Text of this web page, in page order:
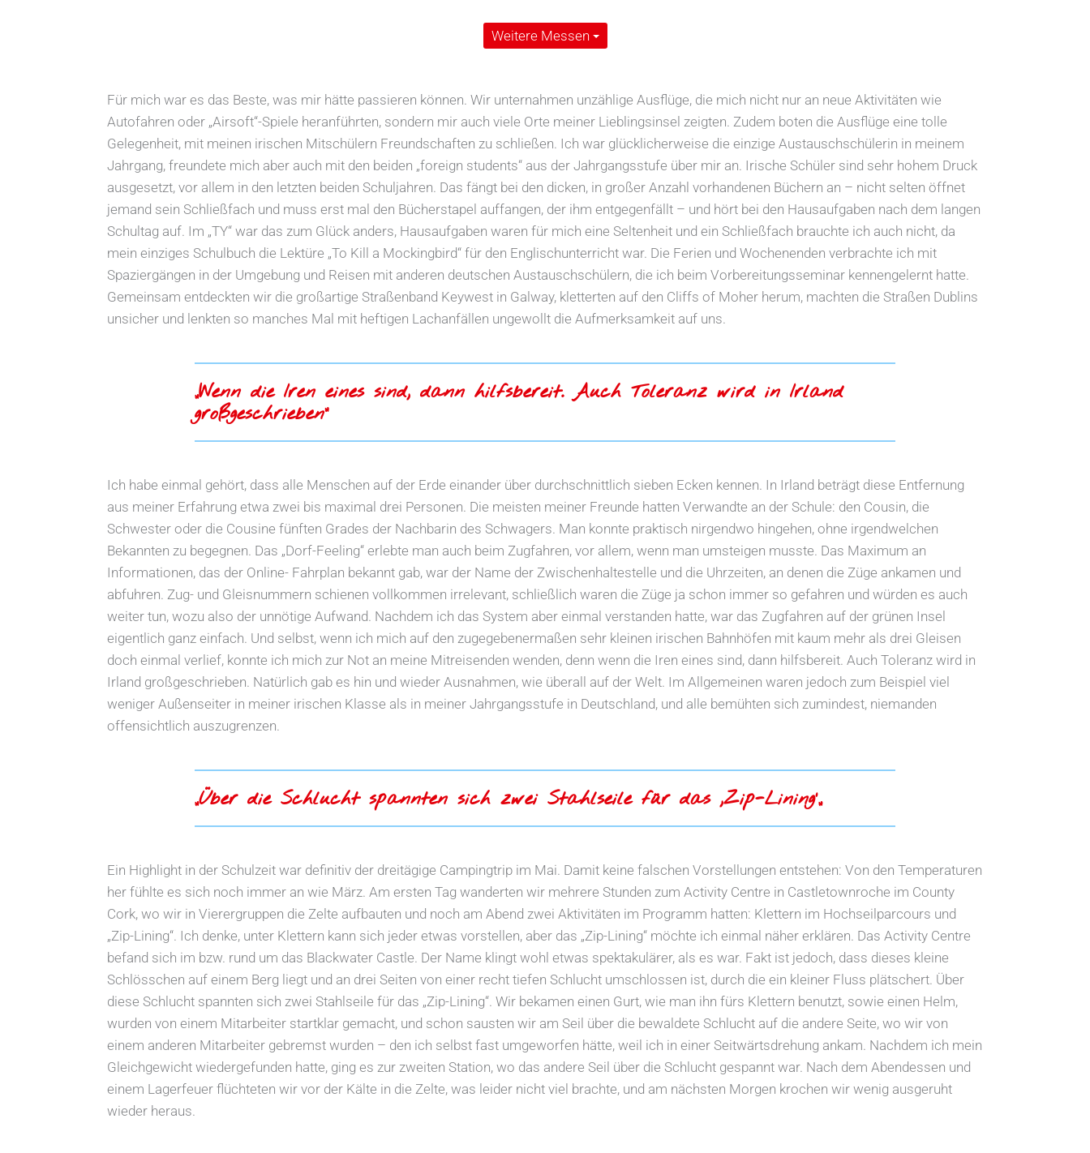
Weitere Messen
Für mich war es das Beste, was mir hätte passieren können. Wir unternahmen unzählige Ausflüge, die mich nicht nur an neue Aktivitäten wie
Autofahren oder „Airsoft“-Spiele heranführten, sondern mir auch viele Orte meiner Lieblingsinsel zeigten. Zudem boten die Ausflüge eine tolle
Gelegenheit, mit meinen irischen Mitschülern Freundschaften zu schließen. Ich war glücklicherweise die einzige Austauschschülerin in meinem
Jahrgang, freundete mich aber auch mit den beiden „foreign students“ aus der Jahrgangsstufe über mir an. Irische Schüler sind sehr hohem Druck
ausgesetzt, vor allem in den letzten beiden Schuljahren. Das fängt bei den dicken, in großer Anzahl vorhandenen Büchern an – nicht selten öffnet
jemand sein Schließfach und muss erst mal den Bücherstapel auffangen, der ihm entgegenfällt – und hört bei den Hausaufgaben nach dem langen
Schultag auf. Im „TY“ war das zum Glück anders, Hausaufgaben waren für mich eine Seltenheit und ein Schließfach brauchte ich auch nicht, da
mein einziges Schulbuch die Lektüre „To Kill a Mockingbird“ für den Englischunterricht war. Die Ferien und Wochenenden verbrachte ich mit
Spaziergängen in der Umgebung und Reisen mit anderen deutschen Austauschschülern, die ich beim Vorbereitungsseminar kennengelernt hatte.
Gemeinsam entdeckten wir die großartige Straßenband Keywest in Galway, kletterten auf den Cliffs of Moher herum, machten die Straßen Dublins
unsicher und lenkten so manches Mal mit heftigen Lachanfällen ungewollt die Aufmerksamkeit auf uns.
„Wenn die Iren eines sind, dann hilfsbereit. Auch Toleranz wird in Irland
großgeschrieben“
Ich habe einmal gehört, dass alle Menschen auf der Erde einander über durchschnittlich sieben Ecken kennen. In Irland beträgt diese Entfernung
aus meiner Erfahrung etwa zwei bis maximal drei Personen. Die meisten meiner Freunde hatten Verwandte an der Schule: den Cousin, die
Schwester oder die Cousine fünften Grades der Nachbarin des Schwagers. Man konnte praktisch nirgendwo hingehen, ohne irgendwelchen
Bekannten zu begegnen. Das „Dorf-Feeling“ erlebte man auch beim Zugfahren, vor allem, wenn man umsteigen musste. Das Maximum an
Informationen, das der Online- Fahrplan bekannt gab, war der Name der Zwischenhaltestelle und die Uhrzeiten, an denen die Züge ankamen und
abfuhren. Zug- und Gleisnummern schienen vollkommen irrelevant, schließlich waren die Züge ja schon immer so gefahren und würden es auch
weiter tun, wozu also der unnötige Aufwand. Nachdem ich das System aber einmal verstanden hatte, war das Zugfahren auf der grünen Insel
eigentlich ganz einfach. Und selbst, wenn ich mich auf den zugegebenermaßen sehr kleinen irischen Bahnhöfen mit kaum mehr als drei Gleisen
doch einmal verlief, konnte ich mich zur Not an meine Mitreisenden wenden, denn wenn die Iren eines sind, dann hilfsbereit. Auch Toleranz wird in
Irland großgeschrieben. Natürlich gab es hin und wieder Ausnahmen, wie überall auf der Welt. Im Allgemeinen waren jedoch zum Beispiel viel
weniger Außenseiter in meiner irischen Klasse als in meiner Jahrgangsstufe in Deutschland, und alle bemühten sich zumindest, niemanden
offensichtlich auszugrenzen.
„Über die Schlucht spannten sich zwei Stahlseile für das ,Zip-Lining‘„
Ein Highlight in der Schulzeit war definitiv der dreitägige Campingtrip im Mai. Damit keine falschen Vorstellungen entstehen: Von den Temperaturen
her fühlte es sich noch immer an wie März. Am ersten Tag wanderten wir mehrere Stunden zum Activity Centre in Castletownroche im County
Cork, wo wir in Vierergruppen die Zelte aufbauten und noch am Abend zwei Aktivitäten im Programm hatten: Klettern im Hochseilparcours und
„Zip-Lining“. Ich denke, unter Klettern kann sich jeder etwas vorstellen, aber das „Zip-Lining“ möchte ich einmal näher erklären. Das Activity Centre
befand sich im bzw. rund um das Blackwater Castle. Der Name klingt wohl etwas spektakulärer, als es war. Fakt ist jedoch, dass dieses kleine
Schlösschen auf einem Berg liegt und an drei Seiten von einer recht tiefen Schlucht umschlossen ist, durch die ein kleiner Fluss plätschert. Über
diese Schlucht spannten sich zwei Stahlseile für das „Zip-Lining“. Wir bekamen einen Gurt, wie man ihn fürs Klettern benutzt, sowie einen Helm,
wurden von einem Mitarbeiter startklar gemacht, und schon sausten wir am Seil über die bewaldete Schlucht auf die andere Seite, wo wir von
einem anderen Mitarbeiter gebremst wurden – den ich selbst fast umgeworfen hätte, weil ich in einer Seitwärtsdrehung ankam. Nachdem ich mein
Gleichgewicht wiedergefunden hatte, ging es zur zweiten Station, wo das andere Seil über die Schlucht gespannt war. Nach dem Abendessen und
einem Lagerfeuer flüchteten wir vor der Kälte in die Zelte, was leider nicht viel brachte, und am nächsten Morgen krochen wir wenig ausgeruht
wieder heraus.